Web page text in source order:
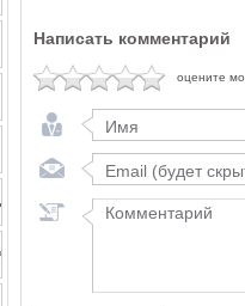
Написать комментарий
оцените